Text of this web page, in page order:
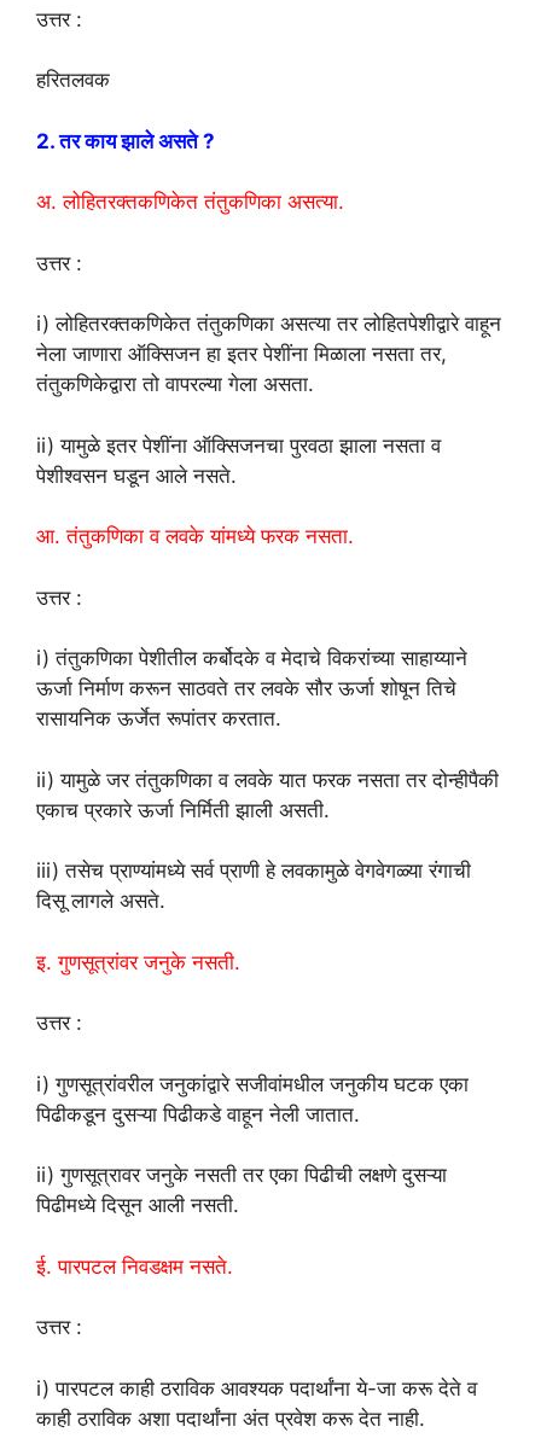
उत्तर :
हरितलवक
2. तर काय झाले असते ?
अ. लोहितरक्तकणिकेत तंतुकणिका असत्या.
उत्तर :
i) लोहितरक्तकणिकेत तंतुकणिका असत्या तर लोहितपेशीद्वारे वाहून
नेला जाणारा ऑक्सिजन हा इतर पेशींना मिळाला नसता तर,
तंतुकणिकेद्वारा तो वापरल्या गेला असता.
ii) यामुळे इतर पेशींना ऑक्सिजनचा पुरवठा झाला नसता व
पेशीश्वसन घडून आले नसते.
आ. तंतुकणिका व लवके यांमध्ये फरक नसता.
उत्तर :
i) तंतुकणिका पेशीतील कर्बोदके व मेदाचे विकरांच्या साहाय्याने
ऊर्जा निर्माण करून साठवते तर लवके सौर ऊर्जा शोषून तिचे
रासायनिक ऊर्जेत रूपांतर करतात.
ii) यामुळे जर तंतुकणिका व लवके यात फरक नसता तर दोन्हीपैकी
एकाच प्रकारे ऊर्जा निर्मिती झाली असती.
iii) तसेच प्राण्यांमध्ये सर्व प्राणी हे लवकामुळे वेगवेगळ्या रंगाची
दिसू लागले असते.
इ. गुणसूत्रांवर जनुके नसती.
उत्तर :
i) गुणसूत्रांवरील जनुकांद्वारे सजीवांमधील जनुकीय घटक एका
पिढीकडून दुसऱ्या पिढीकडे वाहून नेली जातात.
ii) गुणसूत्रावर जनुके नसती तर एका पिढीची लक्षणे दुसऱ्या
पिढीमध्ये दिसून आली नसती.
ई. पारपटल निवडक्षम नसते.
उत्तर :
i) पारपटल काही ठराविक आवश्यक पदार्थांना ये-जा करू देते व
काही ठराविक अशा पदार्थांना अंत प्रवेश करू देत नाही.